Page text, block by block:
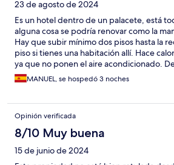
23 de agosto de 2024
Es un hotel dentro de un palacete, está
alguna cosa se podría renovar como la
Hay que subir mínimo dos pisos hasta la
piso si tienes una habitación allí. Hace
ya que no ponen el aire acondicionado.
cosa salada para nuestro gusto.
MANUEL, se hospedó 3 noches
Opinión verificada
8/10 Muy buena
15 de junio de 2024